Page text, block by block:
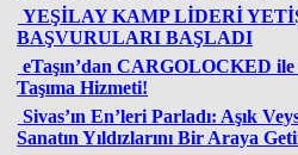
YEŞİLAY KAMP LİDERİ
BAŞVURULARI BAŞLADI
eTaşın’dan CARGOLOCKED
Taşıma Hizmeti!
Sivas’ın En’leri Parladı: Aşık
Sanatın Yıldızlarını Bir Araya